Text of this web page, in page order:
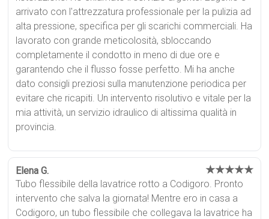
arrivato con l'attrezzatura professionale per la pulizia ad
alta pressione, specifica per gli scarichi commerciali. Ha
lavorato con grande meticolosità, sbloccando
completamente il condotto in meno di due ore e
garantendo che il flusso fosse perfetto. Mi ha anche
dato consigli preziosi sulla manutenzione periodica per
evitare che ricapiti. Un intervento risolutivo e vitale per la
mia attività, un servizio idraulico di altissima qualità in
provincia.
Elena G. ★★★★★
Tubo flessibile della lavatrice rotto a Codigoro. Pronto
intervento che salva la giornata! Mentre ero in casa a
Codigoro, un tubo flessibile che collegava la lavatrice ha